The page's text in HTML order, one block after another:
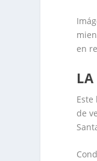
en
de